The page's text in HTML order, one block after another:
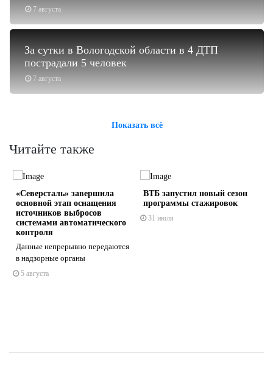
7 августа
7 августа
За сутки в Вологодской области в 4 ДТП
пострадали 5 человек
Показать всё
Читайте также
«Северсталь» завершила
основной этап оснащения
источников выбросов
системами автоматического
контроля
Данные непрерывно передаются
в надзорные органы
5 августа
ВТБ запустил новый сезон
программы стажировок
31 июля